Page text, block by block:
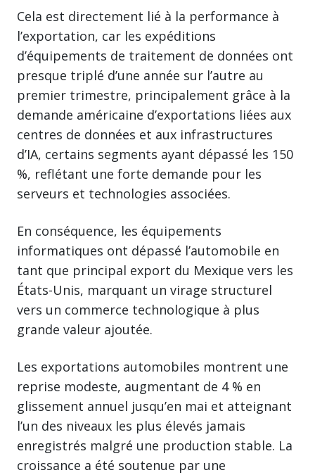
Cela est directement lié à la performance à
l’exportation, car les expéditions
d’équipements de traitement de données ont
presque triplé d’une année sur l’autre au
premier trimestre, principalement grâce à la
demande américaine d’exportations liées aux
centres de données et aux infrastructures
d’IA, certains segments ayant dépassé les 150
%, reflétant une forte demande pour les
serveurs et technologies associées.
En conséquence, les équipements
informatiques ont dépassé l’automobile en
tant que principal export du Mexique vers les
États-Unis, marquant un virage structurel
vers un commerce technologique à plus
grande valeur ajoutée.
Les exportations automobiles montrent une
reprise modeste, augmentant de 4 % en
glissement annuel jusqu’en mai et atteignant
l’un des niveaux les plus élevés jamais
enregistrés malgré une production stable. La
croissance a été soutenue par une